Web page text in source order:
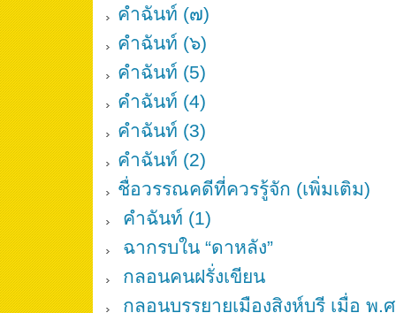
คำฉันท์ (๗)
คำฉันท์ (๖)
คำฉันท์ (5)
คำฉันท์ (4)
คำฉันท์ (3)
คำฉันท์ (2)
ชื่อวรรณคดีที่ควรรู้จัก (เพิ่มเติม)
คำฉันท์ (1)
ฉากรบใน “ดาหลัง”
กลอนคนฝรั่งเขียน
กลอนบรรยายเมืองสิงห์บุรี เมื่อ พ.